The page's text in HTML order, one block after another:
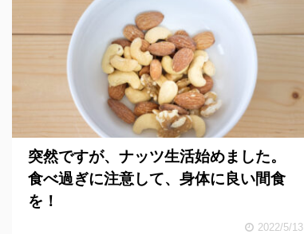
突然ですが、ナッツ生活始めました。
食べ過ぎに注意して、身体に良い間食
を！
2022/5/13